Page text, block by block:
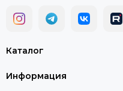
Каталог
Информация